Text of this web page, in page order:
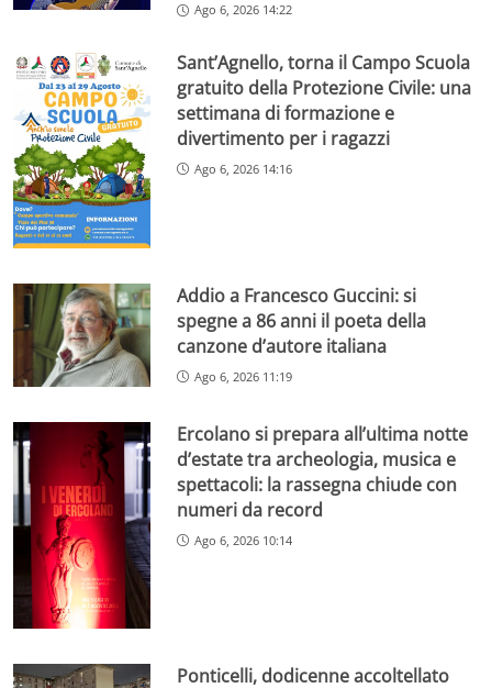
Ago 6, 2026 14:22
Sant’Agnello, torna il Campo Scuola
gratuito della Protezione Civile: una
settimana di formazione e
divertimento per i ragazzi
Ago 6, 2026 14:16
Addio a Francesco Guccini: si
spegne a 86 anni il poeta della
canzone d’autore italiana
Ago 6, 2026 11:19
Ercolano si prepara all’ultima notte
d’estate tra archeologia, musica e
spettacoli: la rassegna chiude con
numeri da record
Ago 6, 2026 10:14
Ponticelli, dodicenne accoltellato